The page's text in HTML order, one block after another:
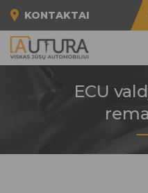
KONTAKTAI
ECU